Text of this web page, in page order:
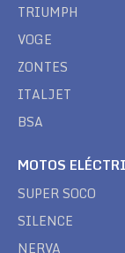
TRIUMPH
VOGE
ZONTES
ITALJET
BSA
MOTOS
SUPER SOCO
SILENCE
NERVA